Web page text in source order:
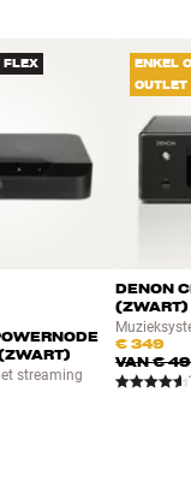
FLEX
streaming
ENKEL
DENON
(ZWART)
€ 349
VAN€